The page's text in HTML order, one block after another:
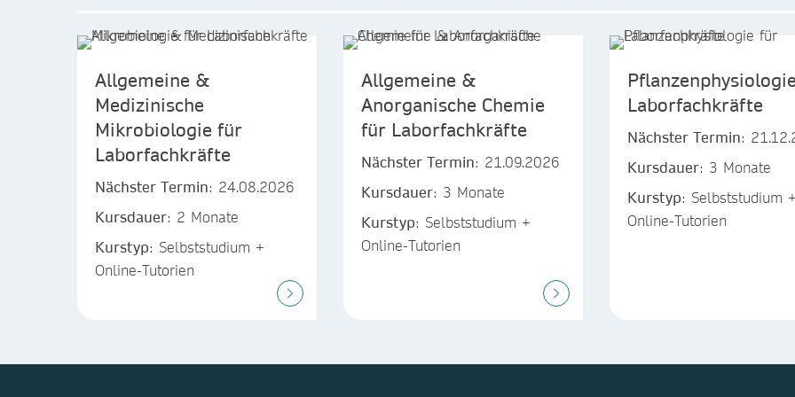
Allgemeine &
Medizinische
Mikrobiologie für
Laborfachkräfte
Nächster Termin: 24.08.2026
Kursdauer: 2 Monate
Kurstyp: Selbststudium +
Online-Tutorien
Allgemeine &
Anorganische Chemie
für Laborfachkräfte
Nächster Termin: 21.09.2026
Kursdauer: 3 Monate
Kurstyp: Selbststudium +
Online-Tutorien
Laborfachkräfte
Nächster Termin:
Kursdauer: 3 Monate
Kurstyp: Selbststudium +
Online-Tutorien